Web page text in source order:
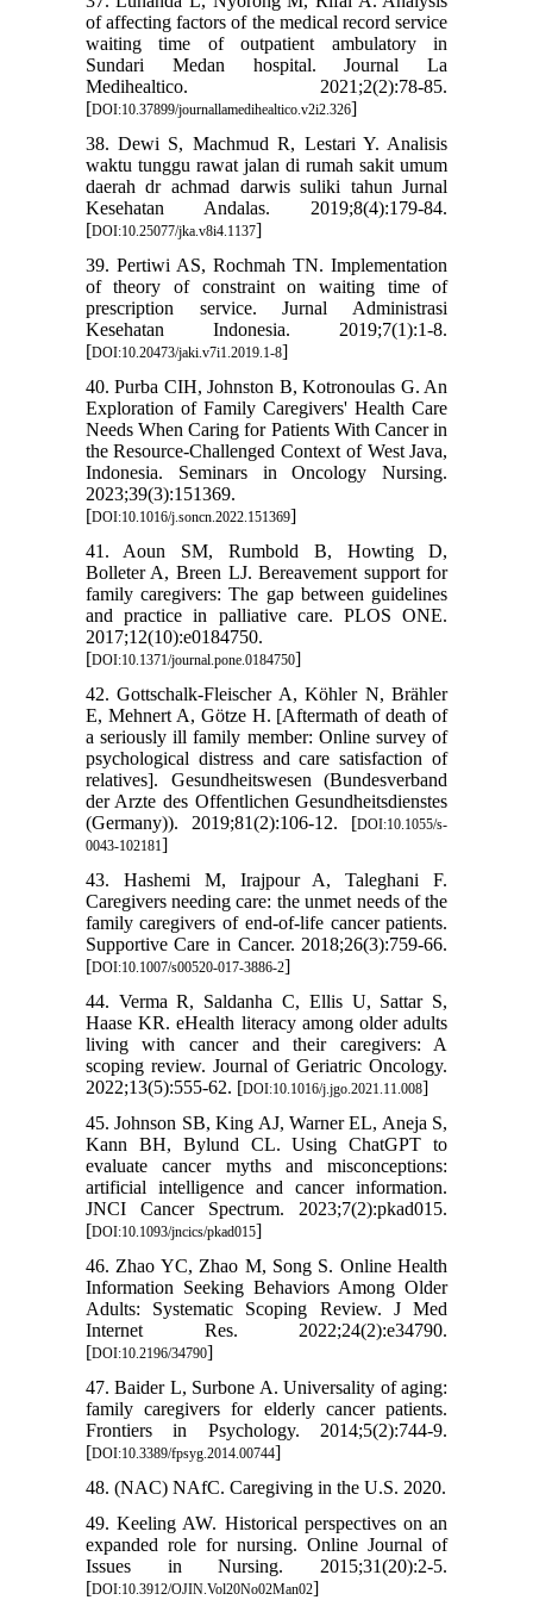
of affecting factors of the medical record service
waiting time of outpatient ambulatory in
Sundari Medan hospital. Journal La
Medihealtico. 2021;2(2):78-85.
[DOI:10.37899/journallamedihealtico.v2i2.326]
38. Dewi S, Machmud R, Lestari Y. Analisis
waktu tunggu rawat jalan di rumah sakit umum
daerah dr achmad darwis suliki tahun Jurnal
Kesehatan Andalas. 2019;8(4):179-84.
[DOI:10.25077/jka.v8i4.1137]
39. Pertiwi AS, Rochmah TN. Implementation
of theory of constraint on waiting time of
prescription service. Jurnal Administrasi
Kesehatan Indonesia. 2019;7(1):1-8.
[DOI:10.20473/jaki.v7i1.2019.1-8]
40. Purba CIH, Johnston B, Kotronoulas G. An
Exploration of Family Caregivers' Health Care
Needs When Caring for Patients With Cancer in
the Resource-Challenged Context of West Java,
Indonesia. Seminars in Oncology Nursing.
2023;39(3):151369.
[DOI:10.1016/j.soncn.2022.151369]
41. Aoun SM, Rumbold B, Howting D,
Bolleter A, Breen LJ. Bereavement support for
family caregivers: The gap between guidelines
and practice in palliative care. PLOS ONE.
2017;12(10):e0184750.
[DOI:10.1371/journal.pone.0184750]
42. Gottschalk-Fleischer A, Köhler N, Brähler
E, Mehnert A, Götze H. [Aftermath of death of
a seriously ill family member: Online survey of
psychological distress and care satisfaction of
relatives]. Gesundheitswesen (Bundesverband
der Arzte des Offentlichen Gesundheitsdienstes
(Germany)). 2019;81(2):106-12. [DOI:10.1055/s-
0043-102181]
43. Hashemi M, Irajpour A, Taleghani F.
Caregivers needing care: the unmet needs of the
family caregivers of end-of-life cancer patients.
Supportive Care in Cancer. 2018;26(3):759-66.
[DOI:10.1007/s00520-017-3886-2]
44. Verma R, Saldanha C, Ellis U, Sattar S,
Haase KR. eHealth literacy among older adults
living with cancer and their caregivers: A
scoping review. Journal of Geriatric Oncology.
2022;13(5):555-62. [DOI:10.1016/j.jgo.2021.11.008]
45. Johnson SB, King AJ, Warner EL, Aneja S,
Kann BH, Bylund CL. Using ChatGPT to
evaluate cancer myths and misconceptions:
artificial intelligence and cancer information.
JNCI Cancer Spectrum. 2023;7(2):pkad015.
[DOI:10.1093/jncics/pkad015]
46. Zhao YC, Zhao M, Song S. Online Health
Information Seeking Behaviors Among Older
Adults: Systematic Scoping Review. J Med
Internet Res. 2022;24(2):e34790.
[DOI:10.2196/34790]
47. Baider L, Surbone A. Universality of aging:
family caregivers for elderly cancer patients.
Frontiers in Psychology. 2014;5(2):744-9.
[DOI:10.3389/fpsyg.2014.00744]
48. (NAC) NAfC. Caregiving in the U.S. 2020.
49. Keeling AW. Historical perspectives on an
expanded role for nursing. Online Journal of
Issues in Nursing. 2015;31(20):2-5.
[DOI:10.3912/OJIN.Vol20No02Man02]